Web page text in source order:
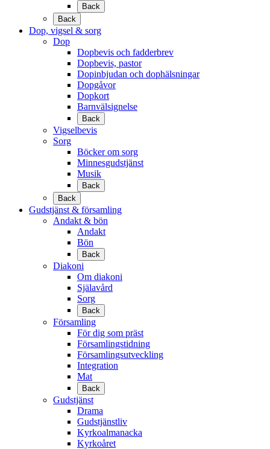
Back
Back
Dop, vigsel & sorg
Dop
Dopbevis och fadderbrev
Dopbevis, pastor
Dopinbjudan och dophälsningar
Dopgåvor
Dopkort
Barnvälsignelse
Back
Vigselbevis
Sorg
Böcker om sorg
Minnesgudstjänst
Musik
Back
Back
Gudstjänst & församling
Andakt & bön
Andakt
Bön
Back
Diakoni
Om diakoni
Själavård
Sorg
Back
Församling
För dig som präst
Församlingstidning
Församlingsutveckling
Integration
Mat
Back
Gudstjänst
Drama
Gudstjänstliv
Kyrkoalmanacka
Kyrkoåret